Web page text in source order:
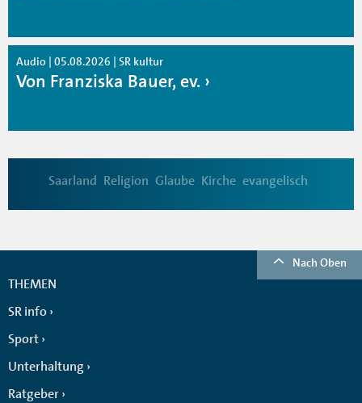
Audio | 05.08.2026 | SR kultur
Von Franziska Bauer, ev.
Saarland Religion Glaube Kirche evangelisch
Nach Oben
THEMEN
SR info
Sport
Unterhaltung
Ratgeber